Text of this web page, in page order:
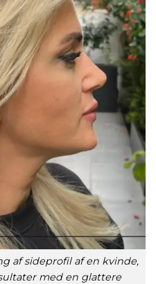
af sideprofil af en kvinde,
med en glattere